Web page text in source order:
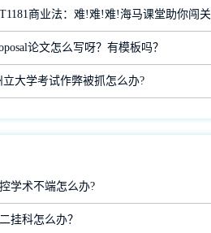
商业法：难!难!难!海马课堂助你闯关
论文怎么写呀？有模板吗？
大学考试作弊被抓怎么办?
学术不端怎么办?
挂科怎么办？